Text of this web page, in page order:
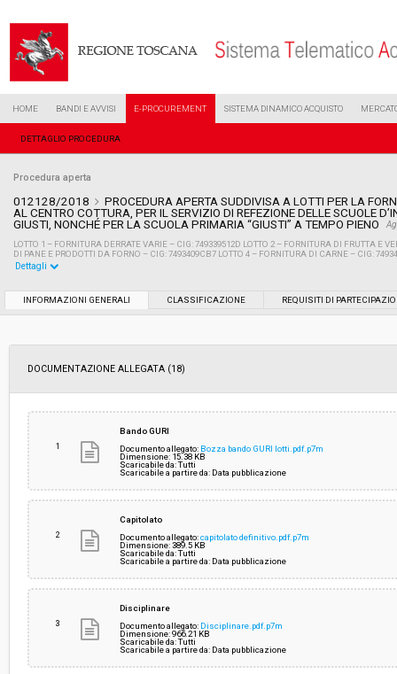
HOME BANDI E AVVISI E-PROCUREMENT SISTEMA DINAMICO ACQUISTO
DETTAGLIO PROCEDURA
Procedura aperta
012128/2018
PROCEDURA APERTA SUDDIVISA A LOTTI PER LA
AL CENTRO COTTURA, PER IL SERVIZIO DI REFEZIONE DELLE SCUOLE
GIUSTI, NONCHÉ PER LA SCUOLA PRIMARIA “GIUSTI” A TEMPO PIENO
LOTTO 1 – FORNITURA DERRATE VARIE – CIG: 749339512D LOTTO 2 – FORNITURA DI FRUTTA E
DI PANE E PRODOTTI DA FORNO – CIG: 7493409CB7 LOTTO 4 – FORNITURA DI CARNE – CIG:
Data pubblicazione:
Svolgimento:
Responsabile attuale: COMUNE DI PONSACCO - Affari generali
Dettagli
INFORMAZIONI GENERALI CLASSIFICAZIONE REQUISITI DI
DOCUMENTAZIONE ALLEGATA (18)
1
Bando GURI
Documento allegato: Bozza bando GURI lotti.pdf.p7m
Dimensione: 15.38 KB
Scaricabile da: Tutti
Scaricabile a partire da: Data pubblicazione
2
Capitolato
Documento allegato:capitolato definitivo.pdf.p7m
Dimensione: 389.5 KB
Scaricabile da: Tutti
Scaricabile a partire da: Data pubblicazione
3
Disciplinare
Documento allegato: Disciplinare.pdf.p7m
Dimensione: 966.21 KB
Scaricabile da: Tutti
Scaricabile a partire da: Data pubblicazione